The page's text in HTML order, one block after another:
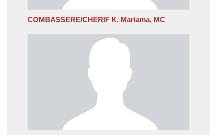
COMBASSERE/CHERIF K. Mariama, MC